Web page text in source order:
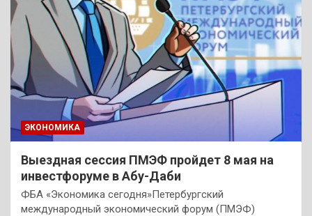
ЭКОНОМИКА
Выездная сессия ПМЭФ пройдет 8 мая на
инвестфоруме в Абу-Даби
ФБА «Экономика сегодня»Петербургский
международный экономический форум (ПМЭФ)